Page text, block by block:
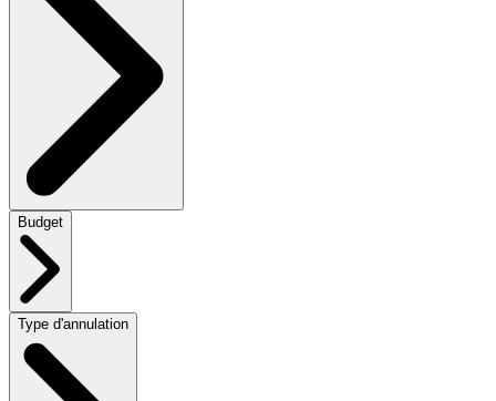
Budget
Type d'annulation